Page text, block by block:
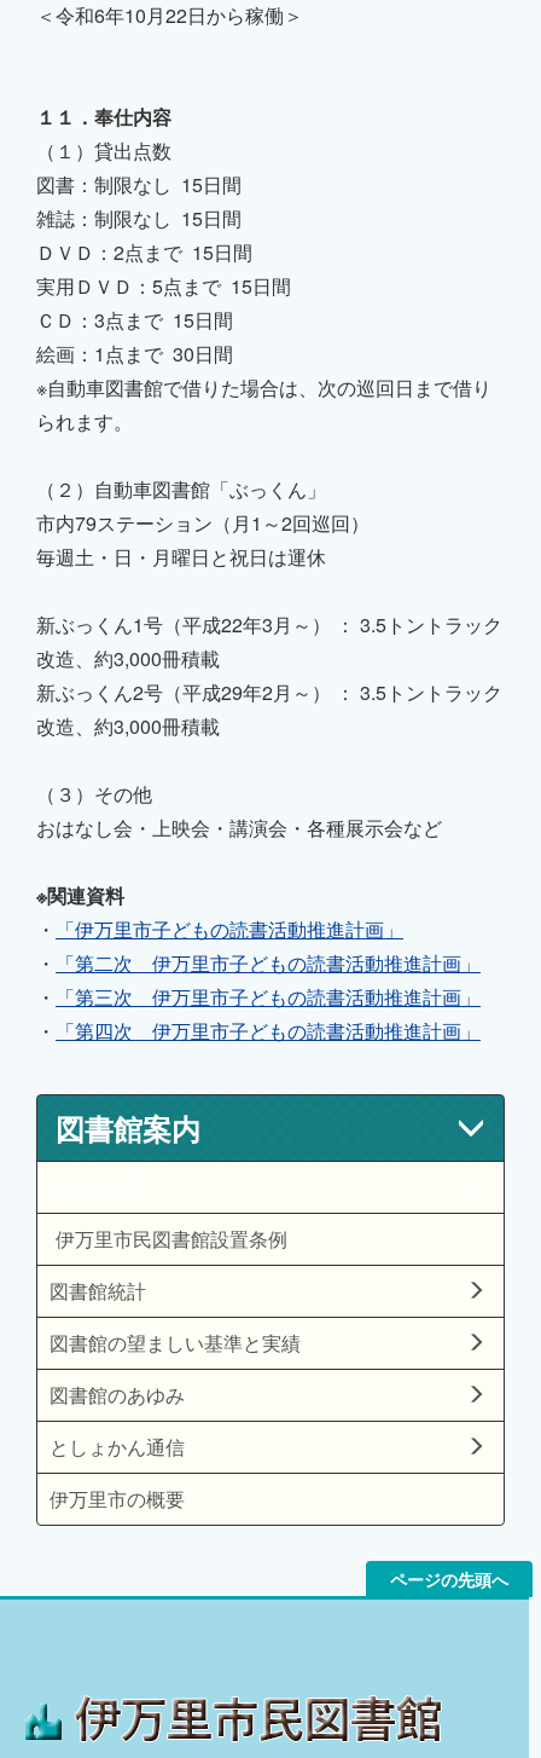
＜令和6年10月22日から稼働＞
１１．奉仕内容
（１）貸出点数
図書：制限なし 15日間
雑誌：制限なし 15日間
ＤＶＤ：2点まで 15日間
実用ＤＶＤ：5点まで 15日間
ＣＤ：3点まで 15日間
絵画：1点まで 30日間
※自動車図書館で借りた場合は、次の巡回日まで借り
られます。
（２）自動車図書館「ぶっくん」
市内79ステーション（月1～2回巡回）
毎週土・日・月曜日と祝日は運休
新ぶっくん1号（平成22年3月～） ： 3.5トントラック
改造、約3,000冊積載
新ぶっくん2号（平成29年2月～） ： 3.5トントラック
改造、約3,000冊積載
（３）その他
おはなし会・上映会・講演会・各種展示会など
※関連資料
・
「伊万里市子どもの読書活動推進計画」
・
「第二次 伊万里市子どもの読書活動推進計画」
・
「第三次 伊万里市子どもの読書活動推進計画」
・
「第四次 伊万里市子どもの読書活動推進計画」
図書館案内
伊万里市民図書館設置条例
図書館統計
図書館の望ましい基準と実績
図書館のあゆみ
としょかん通信
伊万里市の概要
ページの先頭へ